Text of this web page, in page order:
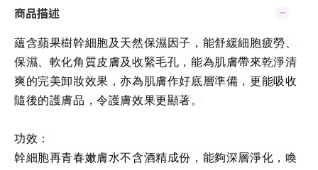
商品描述
蘊含蘋果樹幹細胞及天然保濕因子，能舒緩細胞疲勞、
保濕、軟化角質皮膚及收緊毛孔，能為肌膚帶來乾淨清
爽的完美卸妝效果，亦為肌膚作好底層準備，更能吸收
隨後的護膚品，令護膚效果更顯著。
功效：
幹細胞再青春嫩膚水不含酒精成份，能夠深層淨化，喚